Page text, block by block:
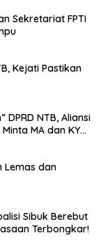
Sekretariat FPTI
Kejati Pastikan
DPRD NTB, Aliansi
MA dan KY
Lemas dan
Sibuk Berebut
Terbongkar!